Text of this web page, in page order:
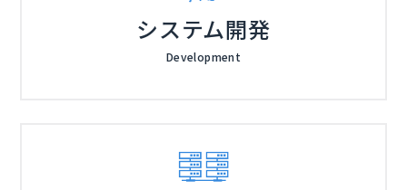
システム開発
Development